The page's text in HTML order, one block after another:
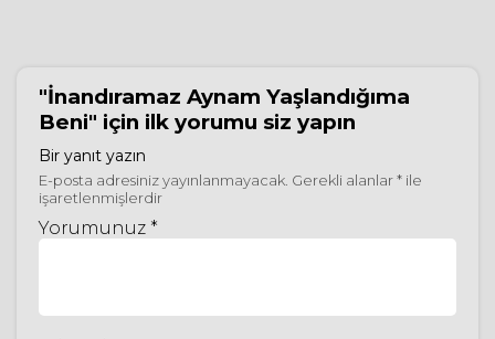
"İnandıramaz Aynam Yaşlandığıma
Beni" için ilk yorumu siz yapın
Bir yanıt yazın
E-posta adresiniz yayınlanmayacak. Gerekli alanlar* ile
işaretlenmişlerdir
Yorumunuz *